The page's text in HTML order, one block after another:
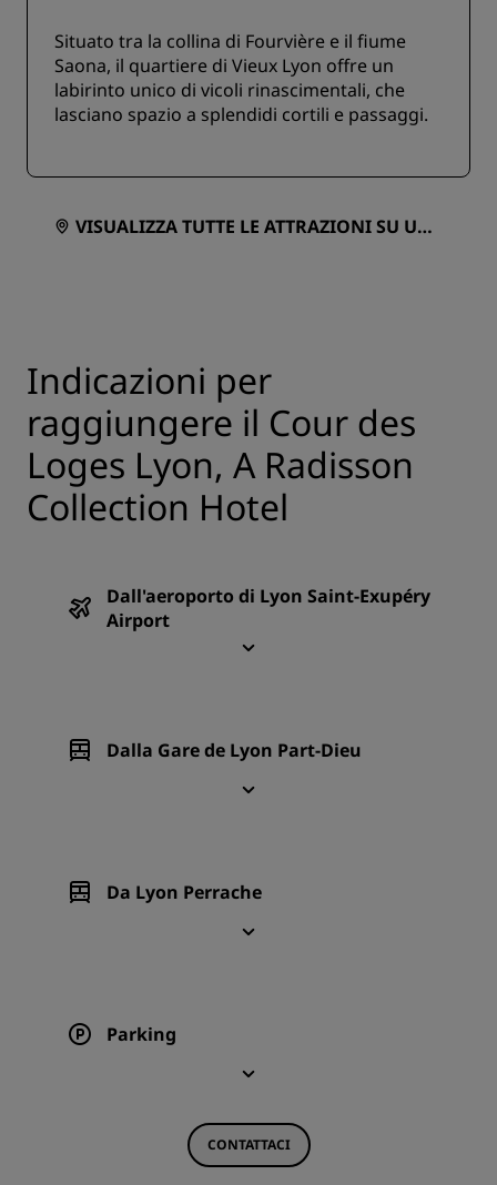
Situato tra la collina di Fourvière e il fiume
Saona, il quartiere di Vieux Lyon offre un
labirinto unico di vicoli rinascimentali, che
lasciano spazio a splendidi cortili e passaggi.
VISUALIZZA TUTTE LE ATTRAZIONI SU UNA
Indicazioni per
raggiungere il Cour des
Loges Lyon, A Radisson
Collection Hotel
Dall'aeroporto di Lyon Saint-Exupéry
Airport
Dalla Gare de Lyon Part-Dieu
Da Lyon Perrache
Parking
CONTATTACI